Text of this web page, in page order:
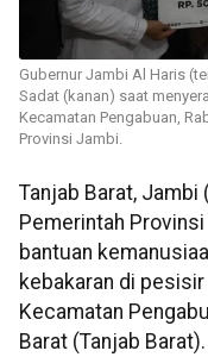
Gubernur Jambi Al Haris
Sadat (kanan) saat
Kecamatan Pengabuan,
Provinsi Jambi.
Tanjab Barat, Jambi
Pemerintah
bantuan
kebakaran di
Kecamatan
Barat (Tanjab Barat).